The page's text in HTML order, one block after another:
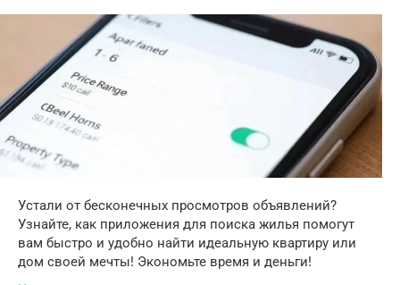
Устали от бесконечных просмотров объявлений?
Узнайте, как приложения для поиска жилья помогут
вам быстро и удобно найти идеальную квартиру или
дом своей мечты! Экономьте время и деньги!